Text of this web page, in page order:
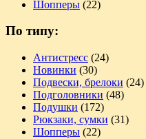
Шопперы (22)
По типу:
Антистресс (24)
Новинки (30)
Подвески, брелоки (24)
Подголовники (48)
Подушки (172)
Рюкзаки, сумки (31)
Шопперы (22)